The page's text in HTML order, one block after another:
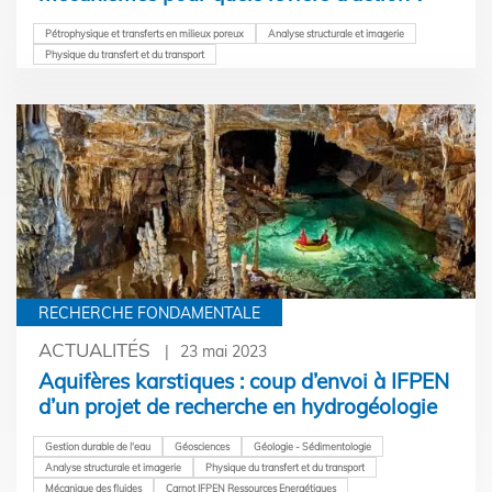
Pétrophysique et transferts en milieux poreux
Analyse structurale et imagerie
Physique du transfert et du transport
RECHERCHE FONDAMENTALE
ACTUALITÉS 23 mai 2023
Aquifères karstiques : coup d’envoi à IFPEN
d’un projet de recherche en hydrogéologie
Gestion durable de l'eau Géosciences
Géologie - Sédimentologie
Analyse structurale et imagerie
Physique du transfert et du transport
Mécanique des fluides
Carnot IFPEN Ressources Energétiques